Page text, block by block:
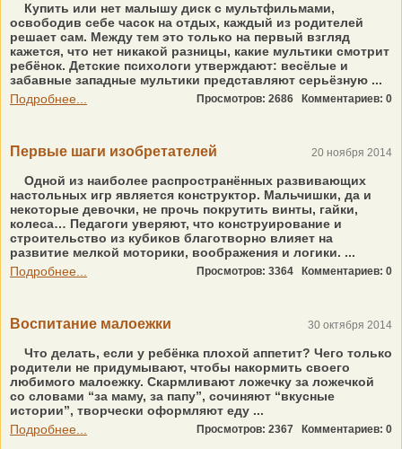
Купить или нет малышу диск с мультфильмами,
освободив себе часок на отдых, каждый из родителей
решает сам. Между тем это только на первый взгляд
кажется, что нет никакой разницы, какие мультики смотрит
ребёнок. Детские психологи утверждают: весёлые и
забавные западные мультики представляют серьёзную ...
Подробнее...
Просмотров: 2686 Комментариев: 0
Первые шаги изобретателей 20 ноября 2014
Одной из наиболее распространённых развивающих
настольных игр является конструктор. Мальчишки, да и
некоторые девочки, не прочь покрутить винты, гайки,
колеса… Педагоги уверяют, что конструирование и
строительство из кубиков благотворно влияет на
развитие мелкой моторики, воображения и логики. ...
Подробнее...
Просмотров: 3364 Комментариев: 0
Воспитание малоежки 30 октября 2014
Что делать, если у ребёнка плохой аппетит? Чего только
родители не придумывают, чтобы накормить своего
любимого малоежку. Скармливают ложечку за ложечкой
со словами “за маму, за папу”, сочиняют “вкусные
истории”, творчески оформляют еду ...
Подробнее...
Просмотров: 2367 Комментариев: 0